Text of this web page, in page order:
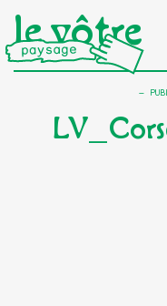
le vôtre